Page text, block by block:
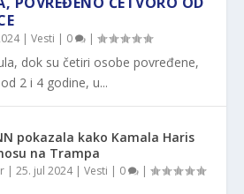
|Vesti | 0 |
dok su četiri osobe povređene,
2 i 4 godine, u...
pokazala kako Kamala Haris
na Trampa
|25. jul 2024|Vesti | 0 |